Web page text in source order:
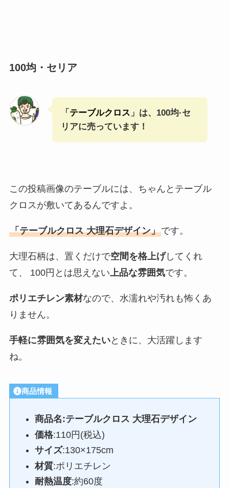
100均・セリア
「 テーブルクロス 」は、100均·セ
リアに売っています！
この投稿画像のテーブルには、ちゃんとテーブル
クロスが敷いてあるんですよ。
「テーブルクロス 大理石デザイン」です。
大理石柄は、置くだけで空間を格上げしてくれ
て、 100円とは思えない上品な雰囲気です。
ポリエチレン素材なので、水濡れや汚れも怖くあ
りません。
手軽に雰囲気を変えたいときに、大活躍します
ね。
商品情報
商品名:テーブルクロス 大理石デザイン
価格:110円(税込)
サイズ:130×175cm
材質:ポリエチレン
耐熱温度:約60度